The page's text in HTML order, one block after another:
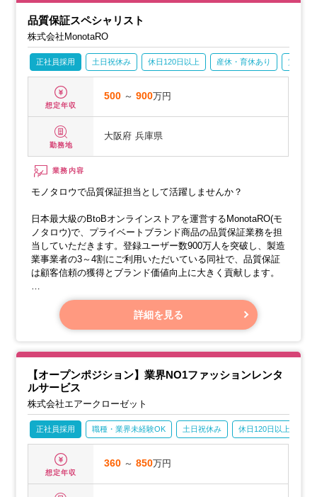
だけるオリジナル商品の設計に取り組んでいただけます。
商品開発の一連の流れをお任せしますので、これまでの化学
の知識を活かし、商品の性能、品質、安全性のさらなる向上
に貢献いただくことを期待しています。
品質保証スペシャリスト
株式会社MonotaRO
正社員採用 土日祝休み 休日120日以上 産休・育休あり 賞与あ
想定年収
500 ～900万円
勤務地
大阪府 兵庫県
業務内容
モノタロウで品質保証担当として活躍しませんか？
日本最大級のBtoBオンラインストアを運営するMonotaRO(モ
ノタロウ)で、プライベートブランド商品の品質保証業務を担
当していただきます。登録ユーザー数900万人を突破し、製造
業事業者の3～4割にご利用いただいている同社で、品質保証
は顧客信頼の獲得とブランド価値向上に大きく貢献します。
【業務内容】
・製品分野ごとの品質基準と評価方法の確立：各製品の特性
に最適な品質基準と評価方法を策定し、品質管理体制の構築
・製造委託先工場（OEM先）の工場監査・品質指導：委託工
場を訪問し、製造工程や品質管理体制を監査、改善指導を行
います。
・不具合品（市場クレーム）の分析と対策立案：発生した不
具合やクレームを分析し、再発防止策を立案・実行します。
詳細を見る
【オープンポジション】業界NO1ファッションレンタ
ルサービス
株式会社エアークローゼット
正社員採用 職種・業界未経験OK 土日祝休み 休日120日以上
想定年収
360 ～850万円